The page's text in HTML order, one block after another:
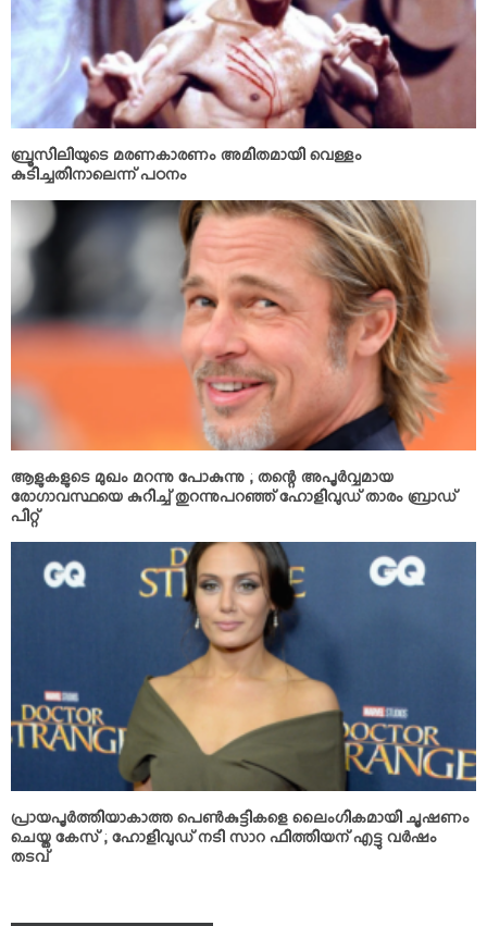
ബ്രൂസിലിയുടെ മരണകാരണം അമിതമായി വെള്ളം
കുടിച്ചതിനാലെന്ന് പഠനം
ആളുകളുടെ മുഖം മറന്നു പോകുന്നു ; തന്റെ അപൂര്‍വ്വമായ
രോഗാവസ്ഥയെ കുറിച്ച് തുറന്നുപറഞ്ഞ് ഹോളിവുഡ് താരം ബ്രാഡ്
പിറ്റ്
പ്രായപൂര്‍ത്തിയാകാത്ത പെണ്‍കുട്ടികളെ ലൈംഗികമായി ചൂഷണം
ചെയ്ത കേസ് ; ഹോളിവുഡ് നടി സാറ ഫിത്തിയന് എട്ടു വര്‍ഷം
തടവ്